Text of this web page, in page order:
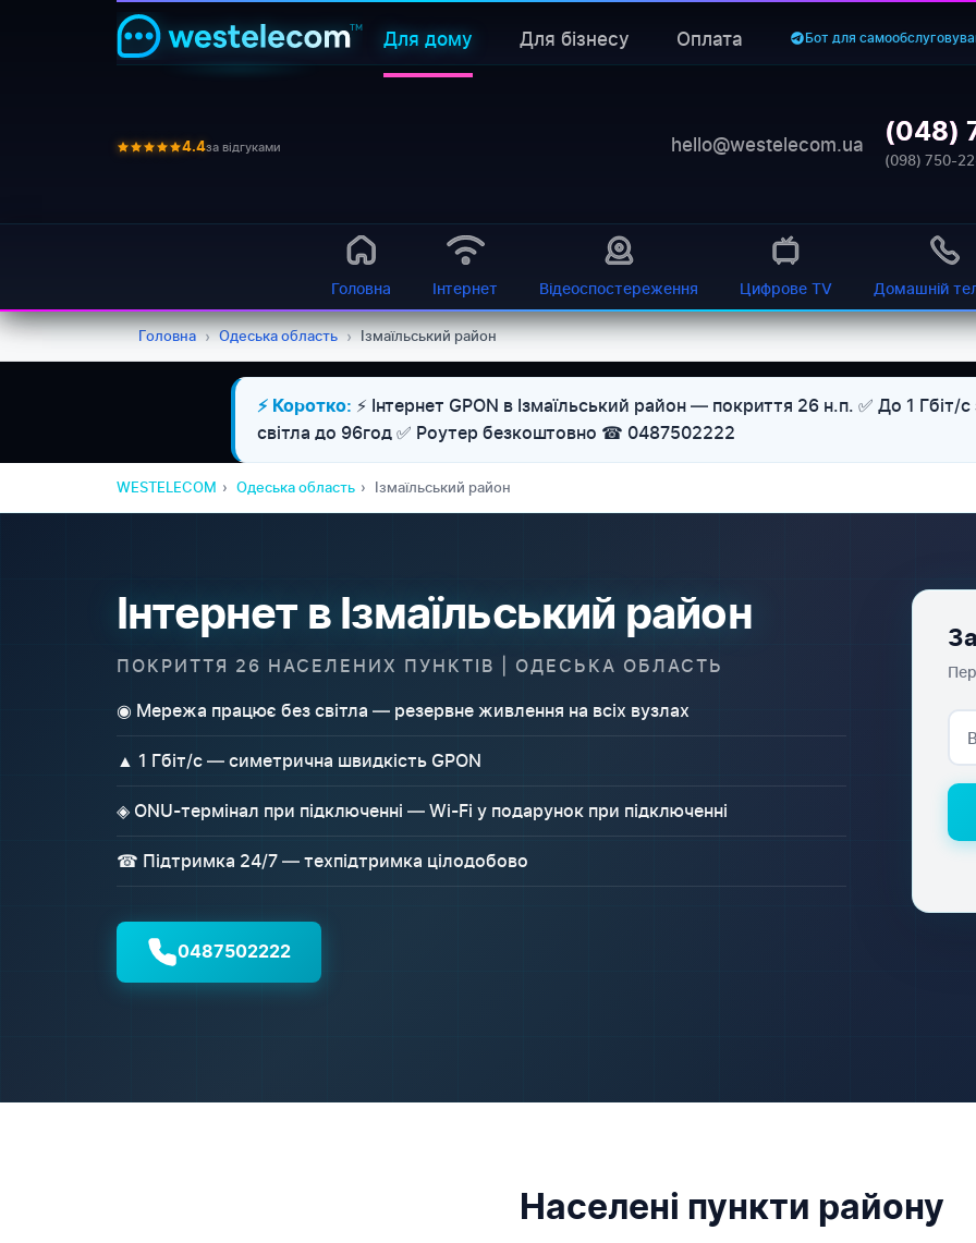
Для дому Для бізнесу Оплата Бот для
4.4за відгуками hello@westelecom.ua (048)
(098) 750-
Головна Інтернет Відеоспостереження Цифрове TV Домашній
Головна › Одеська область › Ізмаїльський район
⚡ Коротко: ⚡ Інтернет GPON в Ізмаїльський район — покриття 26 н.п. ✅ До 1 Гбіт/
світла до 96год ✅ Роутер безкоштовно ☎ 0487502222
WESTELECOM Одеська область Ізмаїльський район
Інтернет в Ізмаїльський район
ПОКРИТТЯ 26 НАСЕЛЕНИХ ПУНКТІВ | ОДЕСЬКА ОБЛАСТЬ
◉ Мережа працює без світла — резервне живлення на всіх вузлах
▲ 1 Гбіт/с — симетрична швидкість GPON
◈ ONU-термінал при підключенні — Wi-Fi у подарунок при підключенні
☎ Підтримка 24/7 — техпідтримка цілодобово
0487502222
Населені пункти району